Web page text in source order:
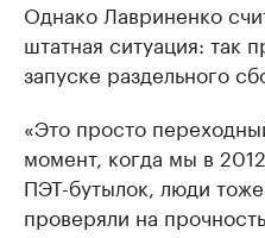
Однако Лавриненко
штатная ситуация: так
запуске раздельного
«Это просто
момент, когда мы в
ПЭТ-бутылок, люди
проверяли на